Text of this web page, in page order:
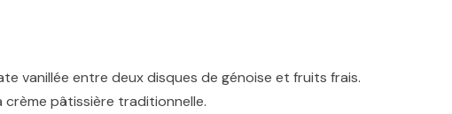
vanillée entre deux disques de génoise et fruits frais.
crème pâtissière traditionnelle.